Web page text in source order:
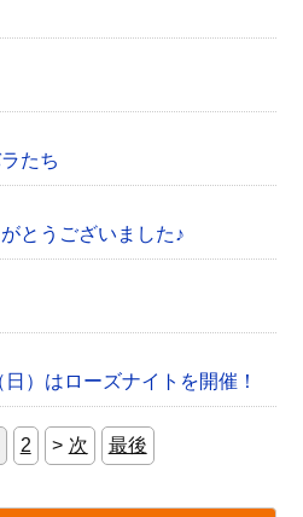
たち
とうございました♪
）はローズナイトを開催！
2 次 最後